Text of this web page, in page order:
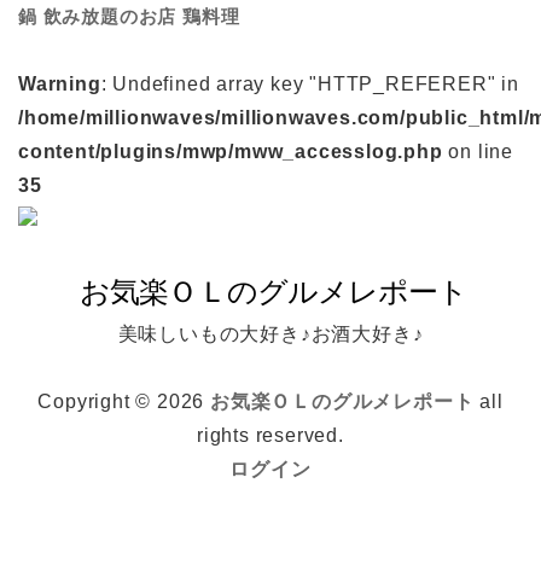
鍋 飲み放題のお店 鶏料理
Warning: Undefined array key "HTTP_REFERER" in
/home/millionwaves/millionwaves.com/public_html/
content/plugins/mwp/mww_accesslog.php on line
35
美味しいもの大好き♪お酒大好き♪
Copyright © 2026 お気楽ＯＬのグルメレポート all
rights reserved.
ログイン